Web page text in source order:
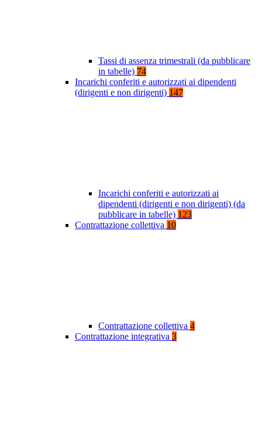
Tassi di assenza trimestrali (da pubblicare
in tabelle) 74
Incarichi conferiti e autorizzati ai dipendenti
(dirigenti e non dirigenti) 147
Incarichi conferiti e autorizzati ai
dipendenti (dirigenti e non dirigenti) (da
pubblicare in tabelle) 123
Contrattazione collettiva 10
Contrattazione collettiva 4
Contrattazione integrativa 3